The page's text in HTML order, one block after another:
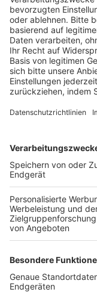
Schulungsangebot
BFV-Geschäftsstellen
Trainerbörse
Login SpielPlus
FOLGE DEM BFV
TOP-VEREINE
TOP-PARTNER